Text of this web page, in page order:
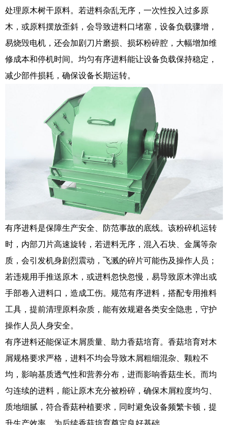
处理原木树干原料。若进料杂乱无序，一次性投入过多原
木，或原料摆放歪斜，会导致进料口堵塞，设备负载骤增，
易烧毁电机，还会加剧刀片磨损、损坏粉碎腔，大幅增加维
修成本和停机时间。均匀有序进料能让设备负载保持稳定，
减少部件损耗，确保设备长期运转。
有序进料是保障生产安全、防范事故的底线。该粉碎机运转
时，内部刀片高速旋转，若进料无序，混入石块、金属等杂
质，会引发机身剧烈震动，飞溅的碎片可能伤及操作人员；
若违规用手推送原木，或进料忽快忽慢，易导致原木弹出或
手部卷入进料口，造成工伤。规范有序进料，搭配专用推料
工具，提前清理原料杂质，能有效规避各类安全隐患，守护
操作人员人身安全。
有序进料还能保证木屑质量、助力香菇培育。香菇培育对木
屑规格要求严格，进料不均会导致木屑粗细混杂、颗粒不
均，影响基质透气性和营养分布，进而影响香菇生长。而均
匀连续的进料，能让原木充分被粉碎，确保木屑粒度均匀、
质地细腻，符合香菇种植要求，同时避免设备频繁卡顿，提
升生产效率，为后续香菇培育奠定良好基础。